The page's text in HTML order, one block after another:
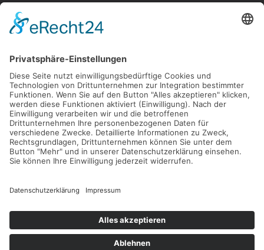
Sie suchen eine
ganzjährige Anlaufstelle
mit neutraler Atmosphäre?
Dann melden Sie
sich bei uns!
KONTAKT
Kontakt
Impressum
AGB
Disclaimer